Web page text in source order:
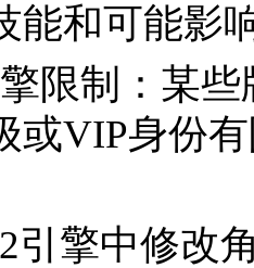
能和可能影
限制：某
或VIP身份
引擎中修改